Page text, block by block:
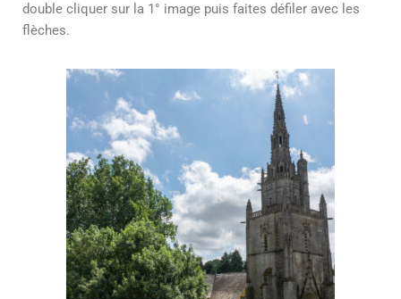
double cliquer sur la 1° image puis faites défiler avec les
flèches.